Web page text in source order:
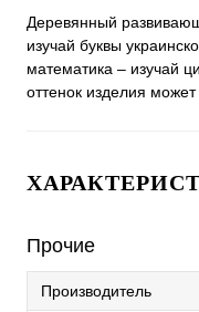
Деревянный
изучай буквы
математика – изучай
оттенок изделия
Прочие
Производитель